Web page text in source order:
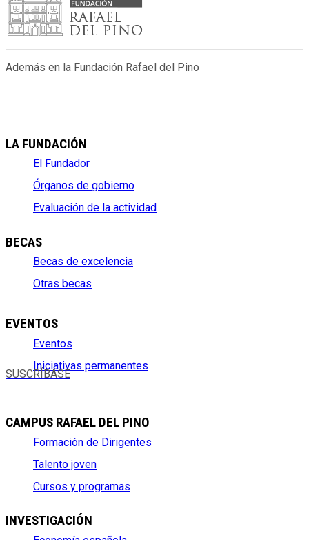
Además en la Fundación Rafael del Pino
LA FUNDACIÓN
El Fundador
Órganos de gobierno
Evaluación de la actividad
BECAS
Becas de excelencia
Otras becas
EVENTOS
Eventos
Iniciativas permanentes
SUSCRÍBASE
CAMPUS RAFAEL DEL PINO
Formación de Dirigentes
Talento joven
Cursos y programas
INVESTIGACIÓN